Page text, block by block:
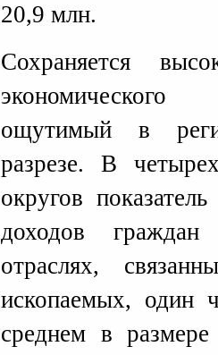
20,9 млн.
Сохраняется
экономического
ощутимый в
разрезе. В
округов
доходов
отраслях,
ископаемых, один
среднем в